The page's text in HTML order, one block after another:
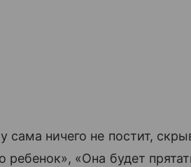
сама ничего не постит,
«Она будет